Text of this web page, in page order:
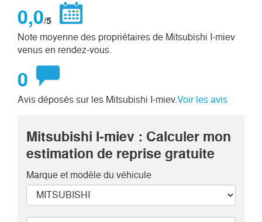
0,0/5
Note moyenne des propriétaires de Mitsubishi I-miev
venus en rendez-vous.
0
Avis déposés sur les Mitsubishi I-miev.Voir les avis
Mitsubishi I-miev : Calculer mon
estimation de reprise gratuite
Marque et modèle du véhicule